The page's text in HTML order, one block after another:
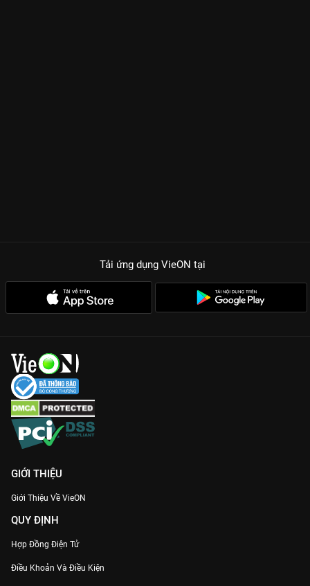
Tải ứng dụng VieON tại
GIỚI THIỆU
Giới Thiệu Về VieON
QUY ĐỊNH
Hợp Đồng Điện Tử
Điều Khoản Và Điều Kiện